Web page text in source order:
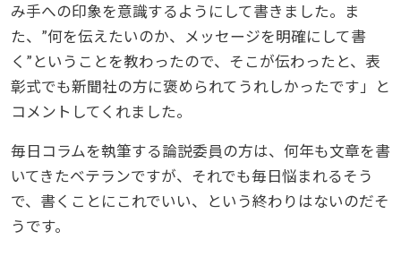
み手への印象を意識するようにして書きました。ま
た、”何を伝えたいのか、メッセージを明確にして書
く”ということを教わったので、そこが伝わったと、表
彰式でも新聞社の方に褒められてうれしかったです」と
コメントしてくれました。
毎日コラムを執筆する論説委員の方は、何年も文章を書
いてきたベテランですが、それでも毎日悩まれるそう
で、書くことにこれでいい、という終わりはないのだそ
うです。